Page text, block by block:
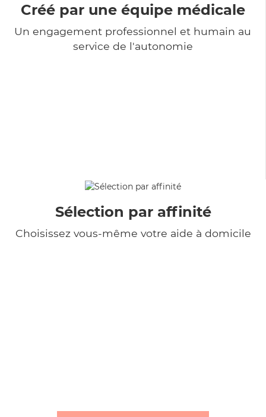
Créé par une équipe médicale
Un engagement professionnel et humain au
service de l'autonomie
Sélection par affinité
Choisissez vous-même votre aide à domicile